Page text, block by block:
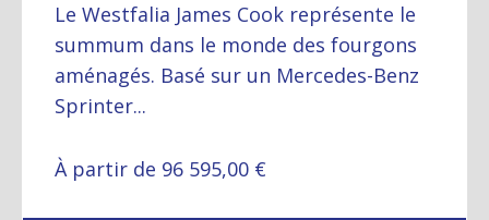
Le Westfalia James Cook représente le
summum dans le monde des fourgons
aménagés. Basé sur un Mercedes-Benz
Sprinter...
À partir de 96 595,00 €